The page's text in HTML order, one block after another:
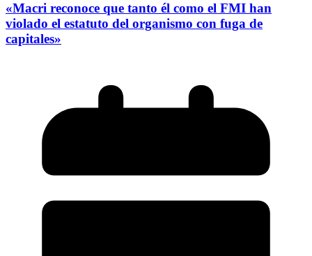
«Macri reconoce que tanto él como el FMI han
violado el estatuto del organismo con fuga de
capitales»